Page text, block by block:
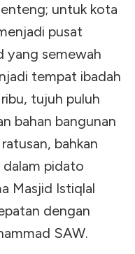
untuk kota
pusat
yang semewah
tempat ibadah
tujuh puluh
bahan bangunan
bahkan
dalam pidato
Masjid Istiqlal
dengan
SAW.